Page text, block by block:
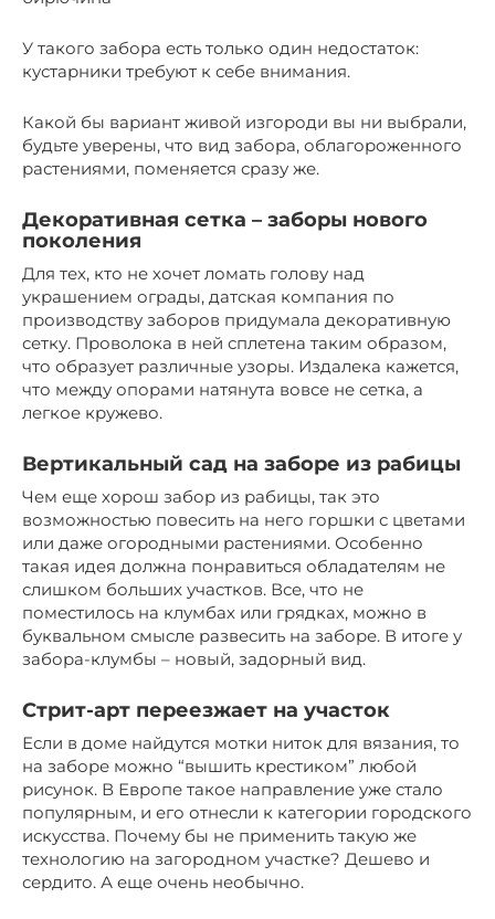
У такого забора есть только один недостаток:
кустарники требуют к себе внимания.
Какой бы вариант живой изгороди вы ни выбрали,
будьте уверены, что вид забора, облагороженного
растениями, поменяется сразу же.
Декоративная сетка – заборы нового
поколения
Для тех, кто не хочет ломать голову над
украшением ограды, датская компания по
производству заборов придумала декоративную
сетку. Проволока в ней сплетена таким образом,
что образует различные узоры. Издалека кажется,
что между опорами натянута вовсе не сетка, а
легкое кружево.
Вертикальный сад на заборе из рабицы
Чем еще хорош забор из рабицы, так это
возможностью повесить на него горшки с цветами
или даже огородными растениями. Особенно
такая идея должна понравиться обладателям не
слишком больших участков. Все, что не
поместилось на клумбах или грядках, можно в
буквальном смысле развесить на заборе. В итоге у
забора-клумбы – новый, задорный вид.
Стрит-арт переезжает на участок
Если в доме найдутся мотки ниток для вязания, то
на заборе можно “вышить крестиком” любой
рисунок. В Европе такое направление уже стало
популярным, и его отнесли к категории городского
искусства. Почему бы не применить такую же
технологию на загородном участке? Дешево и
сердито. А еще очень необычно.